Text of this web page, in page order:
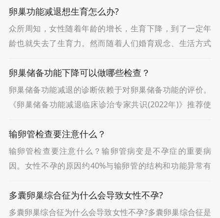
该做的检查都做了，显示都是正常，就是没有怀孕。
卵巢功能减退想生育怎么办?
众所周知，女性随着年龄的增长，生育下降，到了一定年
龄也就失去了生育力。然而随着人们婚育观念、生活方式
对于已经明确卵巢功能减退的女性来说，想生育要怎么办
卵巢储备功能下降可以做哪些检查？
卵巢储备功能减退的诊断依赖于对卵巢储备功能的评价。
《卵巢储备功能减退临床诊治专家共识(2022年)》推荐使
能进行综合评估。卵巢功能下降的检查AM
输卵管检查要注意什么？
输卵管检查要注意什么？输卵管病变是不孕症的重要病
因。女性不孕的原因约40%与输卵管的结构和功能异常有
容。检查的时间：安排在月经干净3-7天， 检查前3
多囊卵巢综合征为什么会导致女性不孕?
多囊卵巢综合征为什么会导致女性不孕?多囊卵巢综合征是